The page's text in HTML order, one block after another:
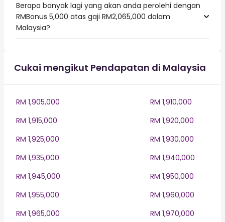
Berapa banyak lagi yang akan anda perolehi dengan
RMBonus 5,000 atas gaji RM2,065,000 dalam
Malaysia?
Cukai mengikut Pendapatan di Malaysia
RM 1,905,000
RM 1,910,000
RM 1,915,000
RM 1,920,000
RM 1,925,000
RM 1,930,000
RM 1,935,000
RM 1,940,000
RM 1,945,000
RM 1,950,000
RM 1,955,000
RM 1,960,000
RM 1,965,000
RM 1,970,000